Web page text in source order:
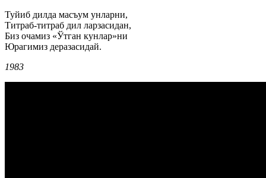
Туйиб дилда масъум унларни,
Титраб-титраб дил ларзасидан,
Биз очамиз «Ўтган кунлар»ни
Юрагимиз деразасидай.
1983